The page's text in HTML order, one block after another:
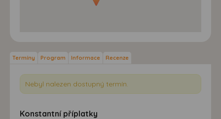
Termíny Program Informace Recenze
Nebyl nalezen dostupný termín.
Konstantní příplatky